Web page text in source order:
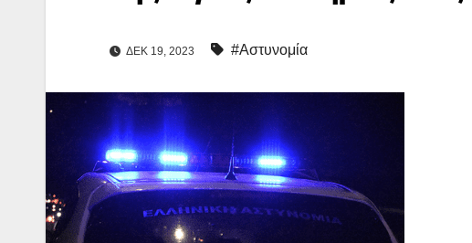
ΔΕΚ 19, 2023 #Αστυνομία